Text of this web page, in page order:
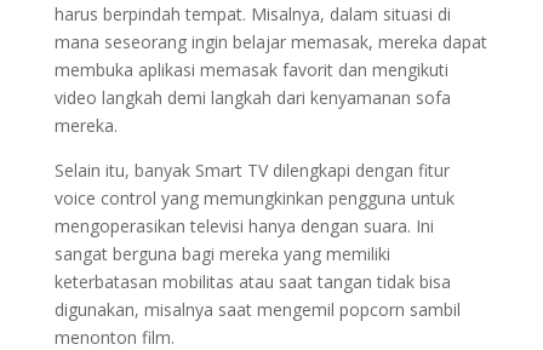
harus berpindah tempat. Misalnya, dalam situasi di
mana seseorang ingin belajar memasak, mereka dapat
membuka aplikasi memasak favorit dan mengikuti
video langkah demi langkah dari kenyamanan sofa
mereka.
Selain itu, banyak Smart TV dilengkapi dengan fitur
voice control yang memungkinkan pengguna untuk
mengoperasikan televisi hanya dengan suara. Ini
sangat berguna bagi mereka yang memiliki
keterbatasan mobilitas atau saat tangan tidak bisa
digunakan, misalnya saat mengemil popcorn sambil
menonton film.